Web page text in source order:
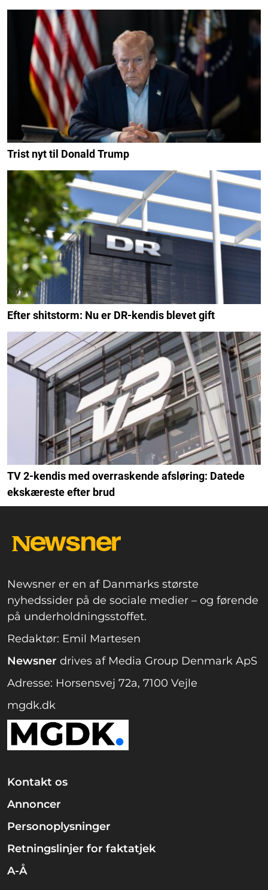
Trist nyt til Donald Trump
Efter shitstorm: Nu er DR-kendis blevet gift
TV 2-kendis med overraskende afsløring: Datede
ekskæreste efter brud
Newsner er en af Danmarks største
nyhedssider på de sociale medier – og førende
på underholdningsstoffet.
Redaktør: Emil Martesen
Newsner drives af Media Group Denmark ApS
Adresse: Horsensvej 72a, 7100 Vejle
mgdk.dk
Kontakt os
Annoncer
Personoplysninger
Retningslinjer for faktatjek
A-Å